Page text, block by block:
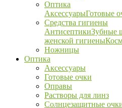
Оптика
АксессуарыГотовые
Средства гигиены
АнтисептикиЗубные
женской гигиены
Ножницы
Оптика
Аксессуары
Готовые очки
Оправы
Растворы для линз
Солнцезащитные